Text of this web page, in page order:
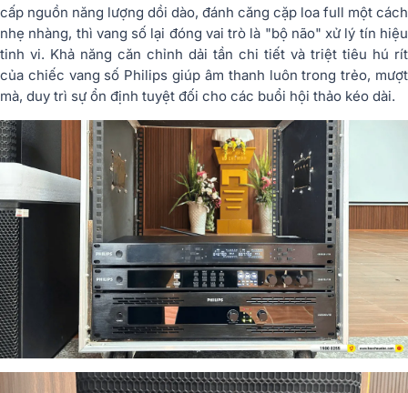
cấp nguồn năng lượng dồi dào, đánh căng cặp loa full một cách
nhẹ nhàng, thì vang số lại đóng vai trò là "bộ não" xử lý tín hiệu
tinh vi. Khả năng căn chỉnh dải tần chi tiết và triệt tiêu hú rít
của chiếc vang số Philips giúp âm thanh luôn trong trẻo, mượt
mà, duy trì sự ổn định tuyệt đối cho các buổi hội thảo kéo dài.